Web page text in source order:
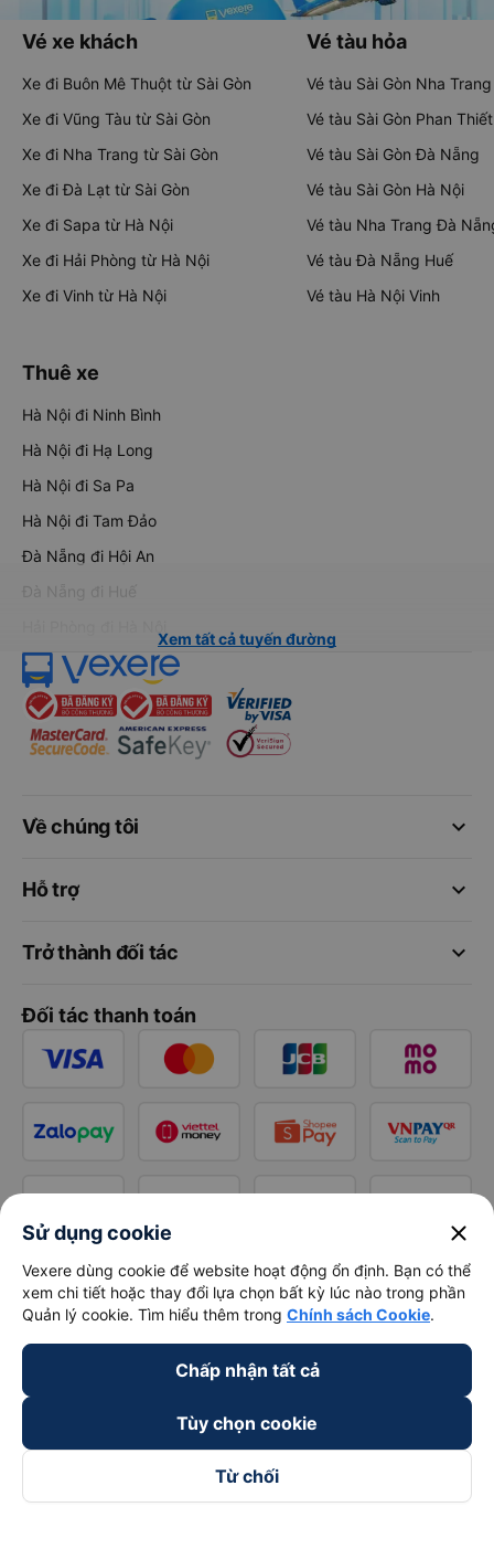
Vé xe khách
Xe đi Buôn Mê Thuột từ Sài Gòn
Xe đi Vũng Tàu từ Sài Gòn
Xe đi Nha Trang từ Sài Gòn
Xe đi Đà Lạt từ Sài Gòn
Xe đi Sapa từ Hà Nội
Xe đi Hải Phòng từ Hà Nội
Xe đi Vinh từ Hà Nội
Vé tàu hỏa
Vé tàu Sài Gòn Nha Trang
Vé tàu Sài Gòn Phan Thiết
Vé tàu Sài Gòn Đà Nẵng
Vé tàu Sài Gòn Hà Nội
Vé tàu Nha Trang Đà
Vé tàu Đà Nẵng Huế
Vé tàu Hà Nội Vinh
Thuê xe
Hà Nội đi Ninh Bình
Hà Nội đi Hạ Long
Hà Nội đi Sa Pa
Hà Nội đi Tam Đảo
Đà Nẵng đi Hội An
Đà Nẵng đi Huế
Xem tất cả tuyến đường
keyboard_arrow_down
Về chúng tôi
keyboard_arrow_down
Hỗ trợ
keyboard_arrow_down
Trở thành đối tác
Đối tác thanh toán
Sử dụng cookie close
Vexere dùng cookie để website hoạt động ổn định. Bạn có thể
xem chi tiết hoặc thay đổi lựa chọn bất kỳ lúc nào trong phần
Quản lý cookie. Tìm hiểu thêm trong Chính sách Cookie.
Chấp nhận tất cả
Tùy chọn cookie
Từ chối